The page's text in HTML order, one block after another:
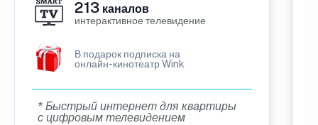
213 каналов
интерактивное телевидение
В подарок подписка на
онлайн-кинотеатр Wink
* Быстрый интернет для квартиры
с цифровым телевидением